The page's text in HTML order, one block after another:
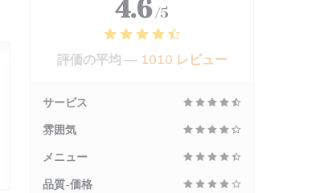
4.6 /5
評価の平均 — 1010 レビュー
サービス
雰囲気
メニュー
品質-価格